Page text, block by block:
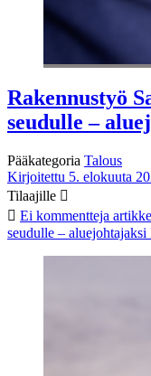
Rakennustyö
seudulle –
Pääkategoria Talous
Kirjoitettu 5. elokuuta
Tilaajille
Ei kommentteja
seudulle –